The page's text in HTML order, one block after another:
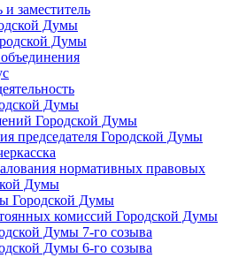
и заместитель
Думы
Думы
Думы
Городской Думы
председателя Городской Думы
нормативных правовых
Думы
Городской Думы
комиссий Городской Думы
Думы 7-го созыва
Думы 6-го созыва